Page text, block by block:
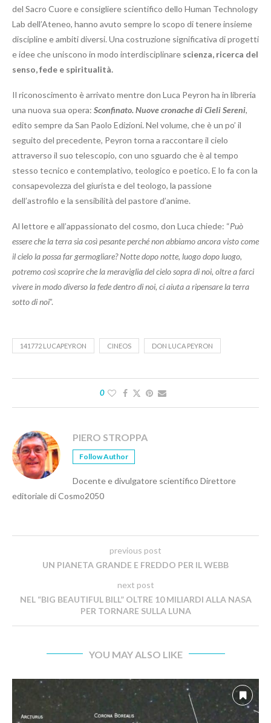
del Sacro Cuore e consigliere scientifico dello Human Technology
Lab dell’Ateneo, hanno avuto sempre lo scopo di tenere insieme
discipline e ambiti diversi. Una costruzione significativa di progetti
e idee che uniscono in modo interdisciplinare scienza, ricerca del
senso, fede e spiritualità.
Il riconoscimento è arrivato mentre don Luca Peyron ha in libreria
una nuova sua opera: Sconfinato. Nuove cronache di Cieli Sereni,
edito sempre da San Paolo Edizioni. Nel volume, che è un po’ il
seguito del precedente, Peyron torna a raccontare il cielo
attraverso il suo telescopio, con uno sguardo che è al tempo
stesso tecnico e contemplativo, teologico e poetico. E lo fa con la
consapevolezza del giurista e del teologo, la passione
dell’astrofilo e la sensibilità del pastore d’anime.
Al lettore e all’appassionato del cosmo, don Luca chiede: “Può
essere che la terra sia così pesante perché non abbiamo ancora visto come
il cielo la possa far germogliare? Notte dopo notte, luogo dopo luogo,
potremo così scoprire che la meraviglia del cielo sopra di noi, oltre a farci
vivere in modo diverso la fede dentro di noi, ci aiuta a ripensare la terra
sotto di noi”.
141772 LUCAPEYRON CINEOS DON LUCA PEYRON
0
PIERO STROPPA
Follow Author
Docente e divulgatore scientifico Direttore
editoriale di Cosmo2050
previous post
UN PIANETA GRANDE E FREDDO PER IL WEBB
next post
NEL “BIG BEAUTIFUL BILL” OLTRE 10 MILIARDI ALLA NASA
PER TORNARE SULLA LUNA
YOU MAY ALSO LIKE